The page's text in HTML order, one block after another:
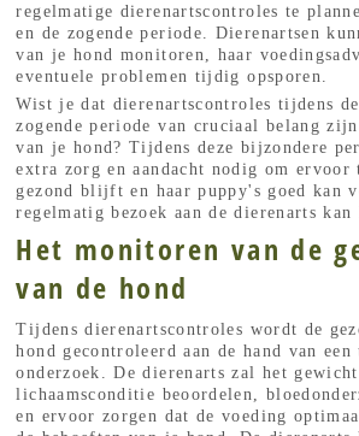
regelmatige dierenartscontroles te
en de zogende periode. Dierenartsen
van je hond monitoren, haar
eventuele problemen tijdig opsporen.
Wist je dat dierenartscontroles tijdens
zogende periode van cruciaal belang
van je hond? Tijdens deze bijzondere
extra zorg en aandacht nodig om ervoor
gezond blijft en haar puppy's goed kan
regelmatig bezoek aan de dierenarts kan
Het monitoren van de
van de hond
Tijdens dierenartscontroles wordt de
hond gecontroleerd aan de hand van een
onderzoek. De dierenarts zal het
lichaamsconditie beoordelen,
en ervoor zorgen dat de voeding